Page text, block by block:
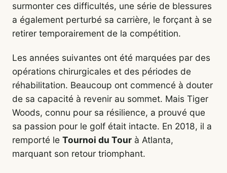
surmonter ces difficultés, une série de blessures
a également perturbé sa carrière, le forçant à se
retirer temporairement de la compétition.
Les années suivantes ont été marquées par des
opérations chirurgicales et des périodes de
réhabilitation. Beaucoup ont commencé à douter
de sa capacité à revenir au sommet. Mais Tiger
Woods, connu pour sa résilience, a prouvé que
sa passion pour le golf était intacte. En 2018, il a
remporté le Tournoi du Tour à Atlanta,
marquant son retour triomphant.